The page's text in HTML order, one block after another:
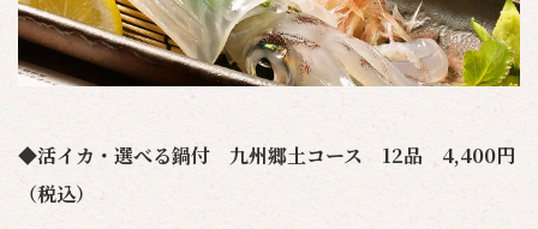
◆活イカ・選べる鍋付 九州郷土コース 12品 4,400円
（税込）